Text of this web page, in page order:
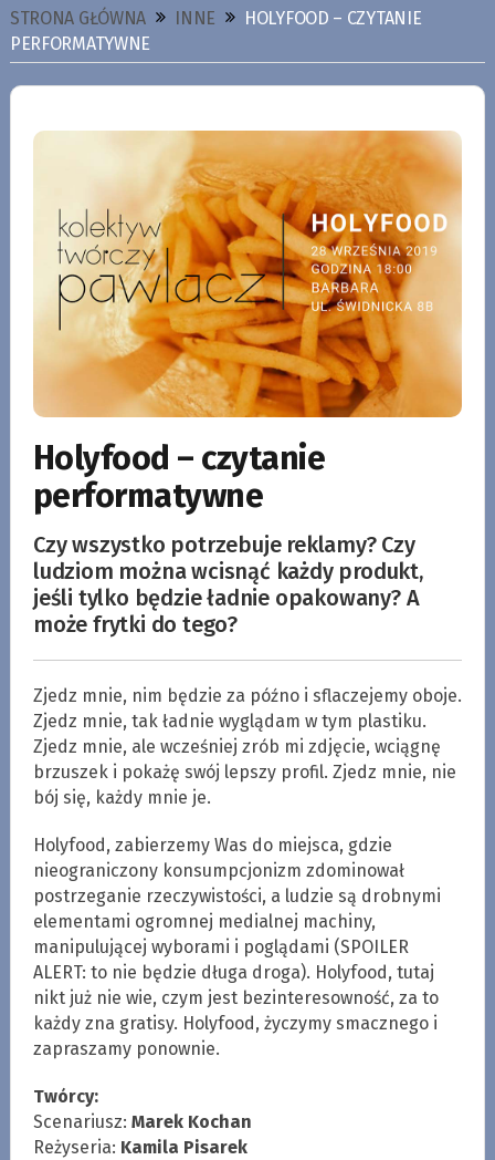
STRONA GŁÓWNA INNE
HOLYFOOD – CZYTANIE
PERFORMATYWNE
Holyfood – czytanie
performatywne
Czy wszystko potrzebuje reklamy? Czy
ludziom można wcisnąć każdy produkt,
jeśli tylko będzie ładnie opakowany? A
może frytki do tego?
Zjedz mnie, nim będzie za późno i sflaczejemy oboje.
Zjedz mnie, tak ładnie wyglądam w tym plastiku.
Zjedz mnie, ale wcześniej zrób mi zdjęcie, wciągnę
brzuszek i pokażę swój lepszy profil. Zjedz mnie, nie
bój się, każdy mnie je.
Holyfood, zabierzemy Was do miejsca, gdzie
nieograniczony konsumpcjonizm zdominował
postrzeganie rzeczywistości, a ludzie są drobnymi
elementami ogromnej medialnej machiny,
manipulującej wyborami i poglądami (SPOILER
ALERT: to nie będzie długa droga). Holyfood, tutaj
nikt już nie wie, czym jest bezinteresowność, za to
każdy zna gratisy. Holyfood, życzymy smacznego i
zapraszamy ponownie.
Twórcy:
Scenariusz: Marek Kochan
Reżyseria: Kamila Pisarek